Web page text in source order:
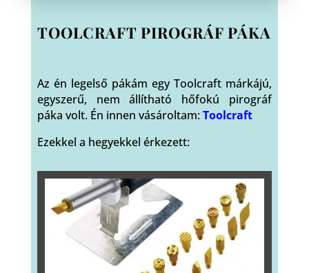
TOOLCRAFT PIROGRÁF PÁKA
Az én legelső pákám egy Toolcraft márkájú,
egyszerű, nem állítható hőfokú pirográf
páka volt. Én innen vásároltam:Toolcraft
Ezekkel a hegyekkel érkezett: